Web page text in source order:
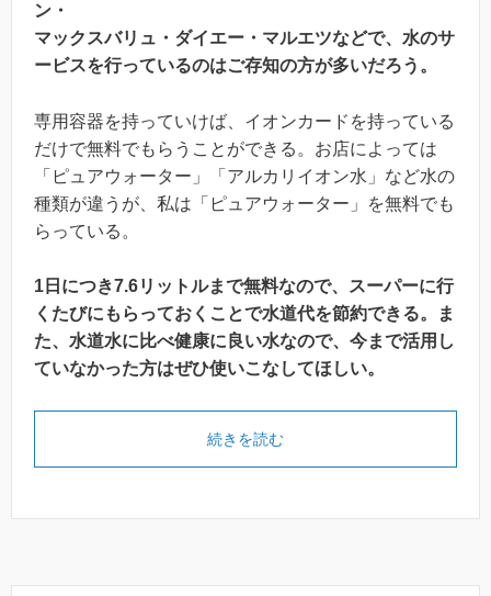
ン・
マックスバリュ・ダイエー・マルエツなどで、水のサ
ービスを行っているのはご存知の方が多いだろう。
専用容器を持っていけば、イオンカードを持っている
だけで無料でもらうことができる。お店によっては
「ピュアウォーター」「アルカリイオン水」など水の
種類が違うが、私は「ピュアウォーター」を無料でも
らっている。
1日につき7.6リットルまで無料なので、スーパーに行
くたびにもらっておくことで水道代を節約できる。ま
た、水道水に比べ健康に良い水なので、今まで活用し
ていなかった方はぜひ使いこなしてほしい。
続きを読む